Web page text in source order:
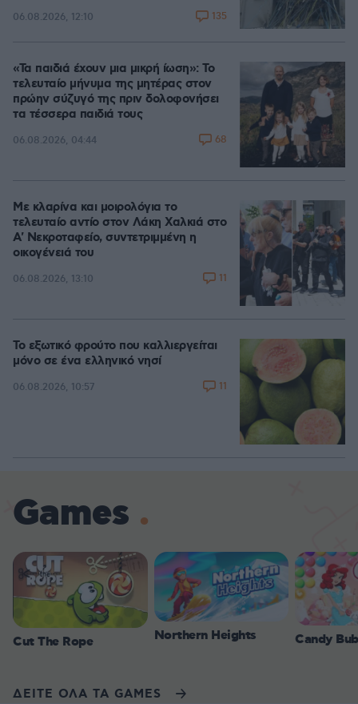
06.08.2026, 12:10 135
«Τα παιδιά έχουν μια μικρή ίωση»: Το
τελευταίο μήνυμα της μητέρας στον
πρώην σύζυγό της πριν δολοφονήσει
τα τέσσερα παιδιά τους
06.08.2026, 04:44 68
Με κλαρίνα και μοιρολόγια το
τελευταίο αντίο στον Λάκη Χαλκιά στο
A' Νεκροταφείο, συντετριμμένη η
οικογένειά του
06.08.2026, 13:10 11
Το εξωτικό φρούτο που καλλιεργείται
μόνο σε ένα ελληνικό νησί
06.08.2026, 10:57 11
Games
Cut The Rope Northern Heights Candy
ΔΕΙΤΕ ΟΛΑ ΤΑ GAMES